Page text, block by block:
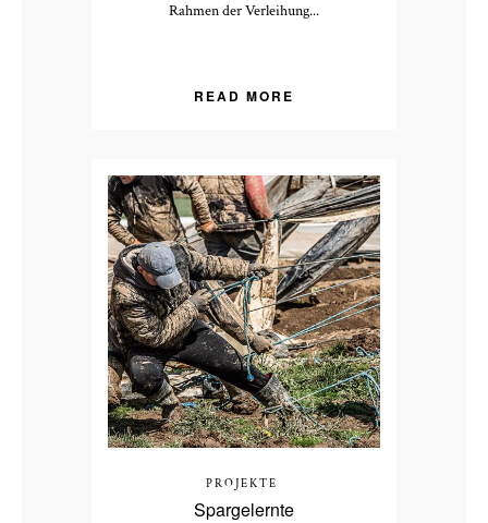
Rahmen der Verleihung...
READ MORE
PROJEKTE
Spargelernte